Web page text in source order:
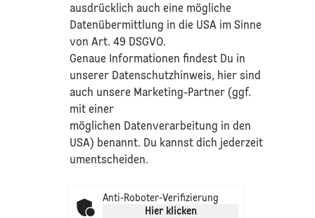
ausdrücklich auch eine mögliche
Datenübermittlung in die USA im Sinne
von Art. 49 DSGVO.​
​Genaue Informationen findest Du in
unserer Datenschutzhinweis, hier sind
auch unsere Marketing-Partner (ggf.
mit einer
möglichen Datenverarbeitung in den
USA) benannt. Du kannst dich jederzeit
umentscheiden.
Anti-Roboter-Verifizierung
Hier klicken